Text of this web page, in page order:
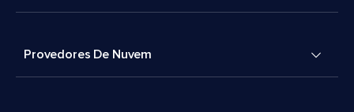
Provedores De Nuvem